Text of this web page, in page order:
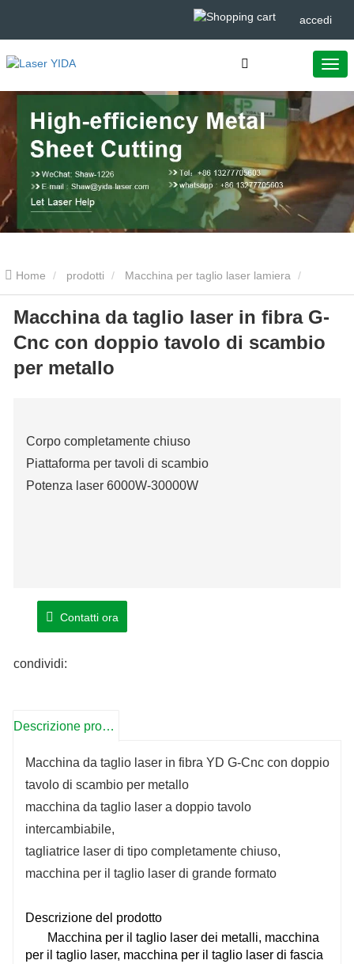
accedi
Home prodotti Macchina per taglio laser lamiera
Macchina da taglio laser in fibra G-Cnc con doppio tavolo di scambio
per metallo
Macchina da taglio laser in fibra G-
Cnc con doppio tavolo di scambio
per metallo
Corpo completamente chiuso
Piattaforma per tavoli di scambio
Potenza laser 6000W-30000W
Contatti ora
condividi:
Descrizione prodotto
Macchina da taglio laser in fibra YD G-Cnc con doppio
tavolo di scambio per metallo
macchina da taglio laser a doppio tavolo
intercambiabile,
tagliatrice laser di tipo completamente chiuso,
macchina per il taglio laser di grande formato
Descrizione del prodotto
Macchina per il taglio laser dei metalli, macchina
per il taglio laser, macchina per il taglio laser di fascia